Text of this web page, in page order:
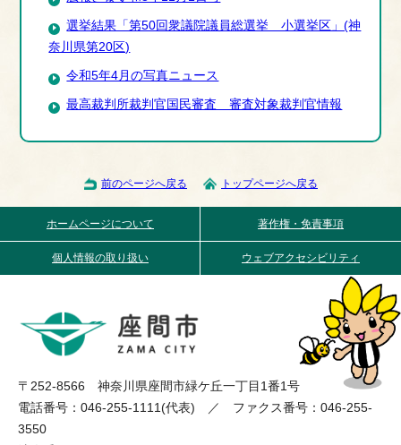
選挙結果「第50回衆議院議員総選挙 小選挙区」(神
奈川県第20区)
令和5年4月の写真ニュース
最高裁判所裁判官国民審査 審査対象裁判官情報
前のページへ戻る トップページへ戻る
ホームページについて 著作権・免責事項
個人情報の取り扱い ウェブアクセシビリティ
〒252-8566 神奈川県座間市緑ケ丘一丁目1番1号
電話番号：046-255-1111(代表) ／ ファクス番号：046-255-
3550